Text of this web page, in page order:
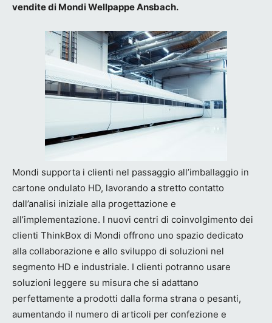
vendite di Mondi Wellpappe Ansbach.
Mondi supporta i clienti nel passaggio all’imballaggio in
cartone ondulato HD, lavorando a stretto contatto
dall’analisi iniziale alla progettazione e
all’implementazione. I nuovi centri di coinvolgimento dei
clienti ThinkBox di Mondi offrono uno spazio dedicato
alla collaborazione e allo sviluppo di soluzioni nel
segmento HD e industriale. I clienti potranno usare
soluzioni leggere su misura che si adattano
perfettamente a prodotti dalla forma strana o pesanti,
aumentando il numero di articoli per confezione e